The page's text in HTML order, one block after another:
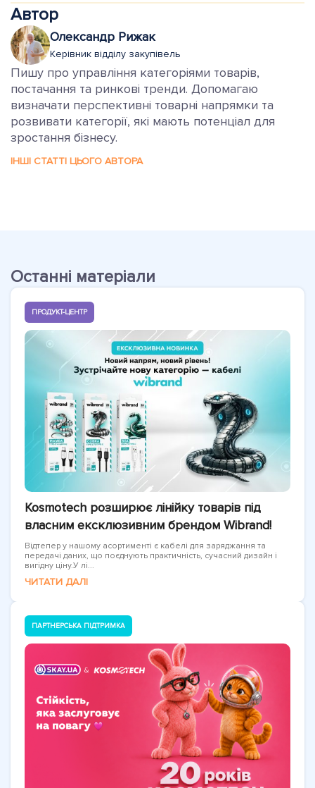
Автор
Олександр Рижак
Керівник відділу закупівель
Пишу про управління категоріями товарів,
постачання та ринкові тренди. Допомагаю
визначати перспективні товарні напрямки та
розвивати категорії, які мають потенціал для
зростання бізнесу.
ІНШІ СТАТТІ ЦЬОГО АВТОРА
Останні матеріали
ПРОДУКТ-ЦЕНТР
Kosmotech розширює лінійку товарів під
власним ексклюзивним брендом Wibrand!
Відтепер у нашому асортименті є кабелі для заряджання та
передачі даних, що поєднують практичність, сучасний дизайн і
вигідну ціну.У лі...
ЧИТАТИ ДАЛІ
ПАРТНЕРСЬКА ПІДТРИМКА